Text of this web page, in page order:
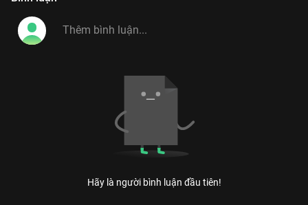
Hãy là người bình luận đầu tiên!